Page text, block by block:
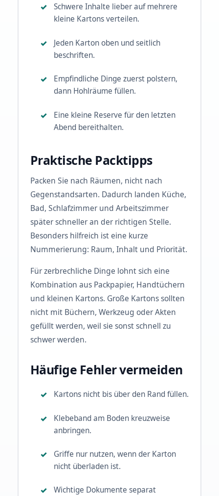
Schwere Inhalte lieber auf mehrere
kleine Kartons verteilen.
Jeden Karton oben und seitlich
beschriften.
Empfindliche Dinge zuerst polstern,
dann Hohlräume füllen.
Eine kleine Reserve für den letzten
Abend bereithalten.
Praktische Packtipps
Packen Sie nach Räumen, nicht nach
Gegenstandsarten. Dadurch landen Küche,
Bad, Schlafzimmer und Arbeitszimmer
später schneller an der richtigen Stelle.
Besonders hilfreich ist eine kurze
Nummerierung: Raum, Inhalt und Priorität.
Für zerbrechliche Dinge lohnt sich eine
Kombination aus Packpapier, Handtüchern
und kleinen Kartons. Große Kartons sollten
nicht mit Büchern, Werkzeug oder Akten
gefüllt werden, weil sie sonst schnell zu
schwer werden.
Häufige Fehler vermeiden
Kartons nicht bis über den Rand füllen.
Klebeband am Boden kreuzweise
anbringen.
Griffe nur nutzen, wenn der Karton
nicht überladen ist.
Wichtige Dokumente separat